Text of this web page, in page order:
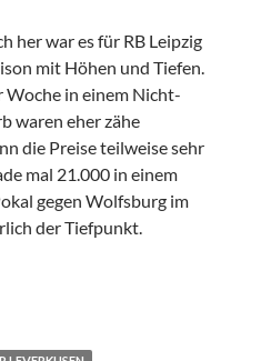
her war es für RB Leipzig
mit Höhen und Tiefen.
Woche in einem Nicht-
waren eher zähe
die Preise teilweise sehr
mal 21.000 in einem
gegen Wolfsburg im
der Tiefpunkt.
Spielfelds aus der Bundesliga